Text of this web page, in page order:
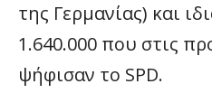
της Γερμανίας) και
1.640.000 που στις
ψήφισαν το SPD.